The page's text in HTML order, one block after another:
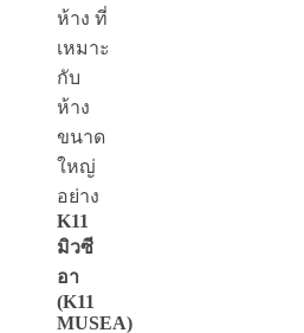
ห้าง ที่
เหมาะ
กับ
ห้าง
ขนาด
ใหญ่
อย่าง
K11
มิวซี
อา
(K11
MUSEA)